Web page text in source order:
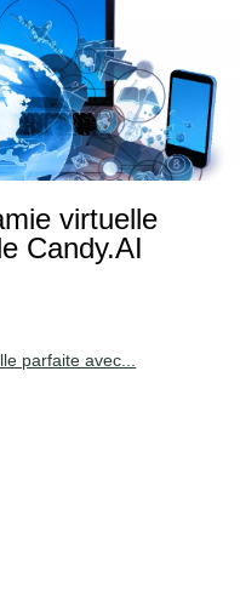
virtuelle
Candy.AI
parfaite avec...